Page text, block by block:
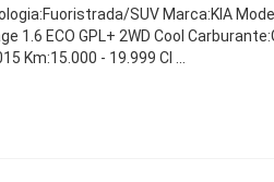
SUV Marca:KIA
1.6 ECO GPL+ 2WD Cool
Km:15.000 - 19.999 Cl ...